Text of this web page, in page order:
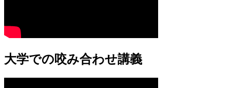
大学での咬み合わせ講義